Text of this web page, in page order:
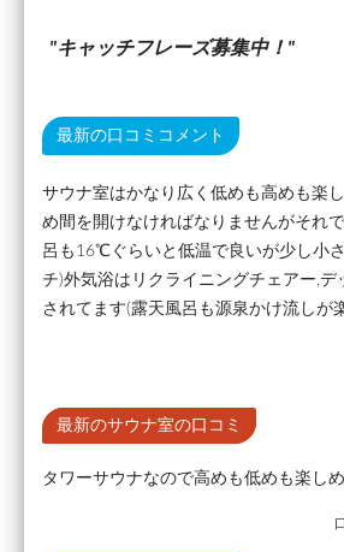
キャッチフレーズ募集中！
最新の口コミコメント
サウナ室はかなり広く低めも高めも楽
め間を開けなければなりませんがそれ
呂も16℃ぐらいと低温で良いが少し小
チ)外気浴はリクライニングチェアー,デ
されてます(露天風呂も源泉かけ流しが
最新のサウナ室の口コミ
タワーサウナなので高めも低めも楽しめ